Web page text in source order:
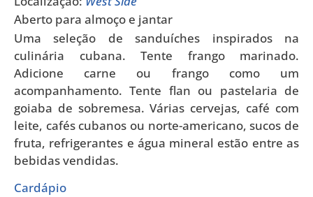
Aberto para almoço e jantar
Uma seleção de sanduíches inspirados na
culinária cubana. Tente frango marinado.
Adicione carne ou frango como um
acompanhamento. Tente flan ou pastelaria de
goiaba de sobremesa. Várias cervejas, café com
leite, cafés cubanos ou norte-americano, sucos de
fruta, refrigerantes e água mineral estão entre as
bebidas vendidas.
Cardápio